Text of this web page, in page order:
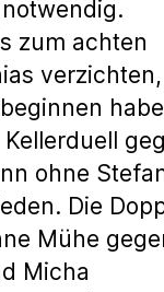
zum achten
ohne
Die
Mühe
Micha